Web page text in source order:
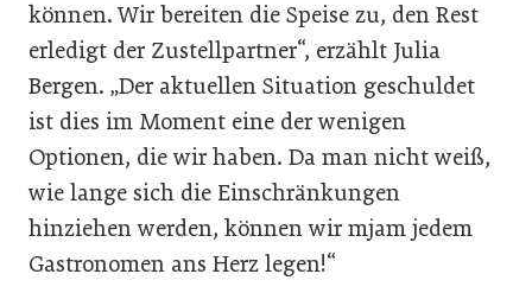
können. Wir bereiten die Speise zu, den Rest
erledigt der Zustellpartner“, erzählt Julia
Bergen. „Der aktuellen Situation geschuldet
ist dies im Moment eine der wenigen
Optionen, die wir haben. Da man nicht weiß,
wie lange sich die Einschränkungen
hinziehen werden, können wir mjam jedem
Gastronomen ans Herz legen!“